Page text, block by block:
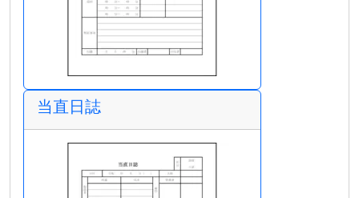
当直日誌